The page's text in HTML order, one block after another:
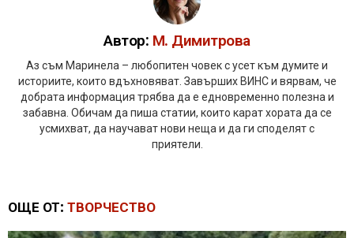
Автор: М. Димитрова
Аз съм Маринела – любопитен човек с усет към думите и
историите, които вдъхновяват. Завърших ВИНС и вярвам, че
добрата информация трябва да е едновременно полезна и
забавна. Обичам да пиша статии, които карат хората да се
усмихват, да научават нови неща и да ги споделят с
приятели.
ОЩЕ ОТ: ТВОРЧЕСТВО